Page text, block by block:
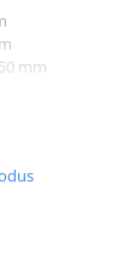
mm